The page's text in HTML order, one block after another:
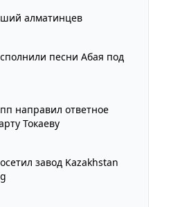
алматинцев
песни Абая под
направил ответное
Токаеву
завод Kazakhstan